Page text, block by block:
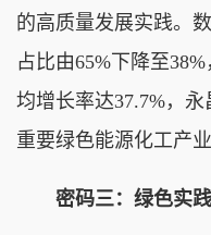
的高质量发展实践。
占比由65%下降至
均增长率达37.7%，
重要绿色能源化工产业
密码三：绿色实践